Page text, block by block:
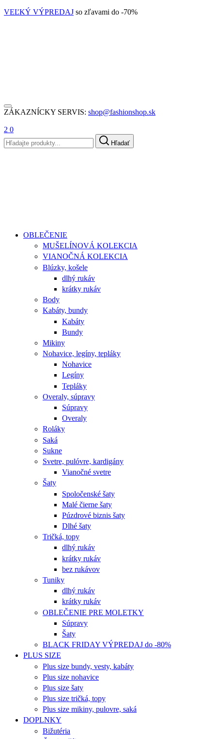
VEĽKÝ VÝPREDAJ so zľavami do -70%
ZÁKAZNÍCKY SERVIS: shop@fashionshop.sk
2 0
Hľadať
OBLEČENIE
MUŠELÍNOVÁ KOLEKCIA
VIANOČNÁ KOLEKCIA
Blúzky, košele
dlhý rukáv
krátky rukáv
Body
Kabáty, bundy
Kabáty
Bundy
Mikiny
Nohavice, legíny, tepláky
Nohavice
Legíny
Tepláky
Overaly, súpravy
Súpravy
Overaly
Roláky
Saká
Sukne
Svetre, pulóvre, kardigány
Vianočné svetre
Šaty
Spoločenské šaty
Malé čierne šaty
Púzdrové biznis šaty
Dlhé šaty
Tričká, topy
dlhý rukáv
krátky rukáv
bez rukávov
Tuniky
dlhý rukáv
krátky rukáv
OBLEČENIE PRE MOLETKY
Súpravy
Šaty
BLACK FRIDAY VÝPREDAJ do -80%
PLUS SIZE
Plus size bundy, vesty, kabáty
Plus size nohavice
Plus size šaty
Plus size tričká, topy
Plus size mikiny, pulovre, saká
DOPLNKY
Bižutéria